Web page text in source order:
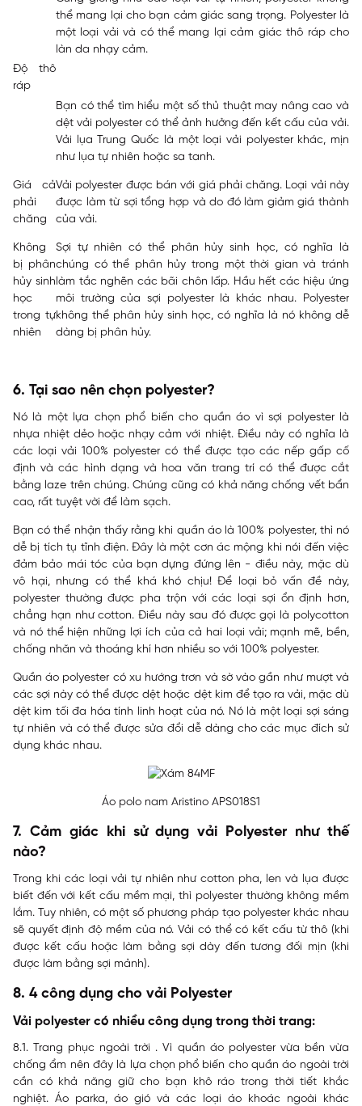
Độ thô
ráp
thể mang lại cho bạn cảm giác sang trọng. Polyester là
một loại vải và có thể mang lại cảm giác thô ráp cho
làn da nhạy cảm.
Bạn có thể tìm hiểu một số thủ thuật may nâng cao và
dệt vải polyester có thể ảnh hưởng đến kết cấu của vải.
Vải lụa Trung Quốc là một loại vải polyester khác, mịn
như lụa tự nhiên hoặc sa tanh.
Giá cả
phải
chăng
Vải polyester được bán với giá phải chăng. Loại vải này
được làm từ sợi tổng hợp và do đó làm giảm giá thành
của vải.
Không
bị phân
hủy sinh
học
trong tự
nhiên
Sợi tự nhiên có thể phân hủy sinh học, có nghĩa là
chúng có thể phân hủy trong một thời gian và tránh
làm tắc nghẽn các bãi chôn lấp. Hầu hết các hiệu ứng
môi trường của sợi polyester là khác nhau. Polyester
không thể phân hủy sinh học, có nghĩa là nó không dễ
dàng bị phân hủy.
6. Tại sao nên chọn polyester?
Nó là một lựa chọn phổ biến cho quần áo vì sợi polyester là
nhựa nhiệt dẻo hoặc nhạy cảm với nhiệt. Điều này có nghĩa là
các loại vải 100% polyester có thể được tạo các nếp gấp cố
định và các hình dạng và hoa văn trang trí có thể được cắt
bằng laze trên chúng. Chúng cũng có khả năng chống vết bẩn
cao, rất tuyệt vời để làm sạch.
Bạn có thể nhận thấy rằng khi quần áo là 100% polyester, thì nó
dễ bị tích tụ tĩnh điện. Đây là một cơn ác mộng khi nói đến việc
đảm bảo mái tóc của bạn dựng đứng lên - điều này, mặc dù
vô hại, nhưng có thể khá khó chịu! Để loại bỏ vấn đề này,
polyester thường được pha trộn với các loại sợi ổn định hơn,
chẳng hạn như cotton. Điều này sau đó được gọi là polycotton
và nó thể hiện những lợi ích của cả hai loại vải; mạnh mẽ, bền,
chống nhăn và thoáng khí hơn nhiều so với 100% polyester.
Quần áo polyester có xu hướng trơn và sờ vào gần như mượt và
các sợi này có thể được dệt hoặc dệt kim để tạo ra vải, mặc dù
dệt kim tối đa hóa tính linh hoạt của nó. Nó là một loại sợi sáng
tự nhiên và có thể được sửa đổi dễ dàng cho các mục đích sử
dụng khác nhau.
Áo polo nam Aristino APS018S1
7. Cảm giác khi sử dụng vải Polyester như thế
nào?
Trong khi các loại vải tự nhiên như cotton pha, len và lụa được
biết đến với kết cấu mềm mại, thì polyester thường không mềm
lắm. Tuy nhiên, có một số phương pháp tạo polyester khác nhau
sẽ quyết định độ mềm của nó. Vải có thể có kết cấu từ thô (khi
được kết cấu hoặc làm bằng sợi dày đến tương đối mịn (khi
được làm bằng sợi mảnh).
8. 4 công dụng cho vải Polyester
Vải polyester có nhiều công dụng trong thời trang:
8.1. Trang phục ngoài trời . Vì quần áo polyester vừa bền vừa
chống ẩm nên đây là lựa chọn phổ biến cho quần áo ngoài trời
cần có khả năng giữ cho bạn khô ráo trong thời tiết khắc
nghiệt. Áo parka, áo gió và các loại áo khoác ngoài khác